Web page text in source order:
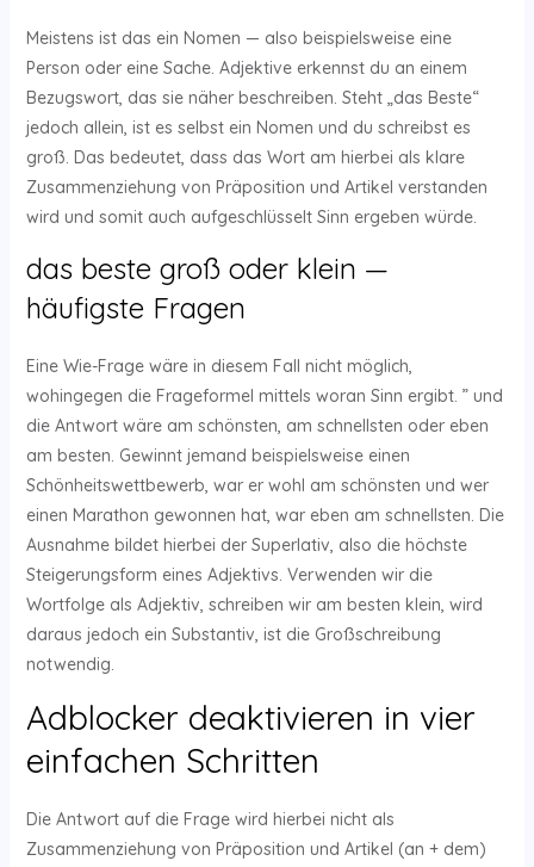
Meistens ist das ein Nomen — also beispielsweise eine
Person oder eine Sache. Adjektive erkennst du an einem
Bezugswort, das sie näher beschreiben. Steht „das Beste“
jedoch allein, ist es selbst ein Nomen und du schreibst es
groß. Das bedeutet, dass das Wort am hierbei als klare
Zusammenziehung von Präposition und Artikel verstanden
wird und somit auch aufgeschlüsselt Sinn ergeben würde.
das beste groß oder klein —
häufigste Fragen
Eine Wie-Frage wäre in diesem Fall nicht möglich,
wohingegen die Frageformel mittels woran Sinn ergibt. ” und
die Antwort wäre am schönsten, am schnellsten oder eben
am besten. Gewinnt jemand beispielsweise einen
Schönheitswettbewerb, war er wohl am schönsten und wer
einen Marathon gewonnen hat, war eben am schnellsten. Die
Ausnahme bildet hierbei der Superlativ, also die höchste
Steigerungsform eines Adjektivs. Verwenden wir die
Wortfolge als Adjektiv, schreiben wir am besten klein, wird
daraus jedoch ein Substantiv, ist die Großschreibung
notwendig.
Adblocker deaktivieren in vier
einfachen Schritten
Die Antwort auf die Frage wird hierbei nicht als
Zusammenziehung von Präposition und Artikel (an + dem)